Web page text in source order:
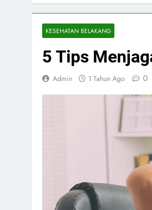
KESEHATAN BELAKANG
5 Tips
Admin 1 Tahun Ago 0